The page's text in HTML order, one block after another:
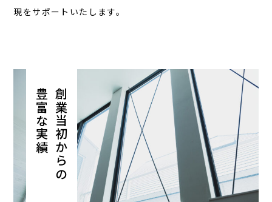
現をサポートいたします。
創業当初からの
豊富な実績